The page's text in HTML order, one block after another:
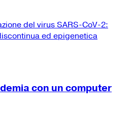
del virus SARS-CoV-2:
ed epigenetica
con un computer